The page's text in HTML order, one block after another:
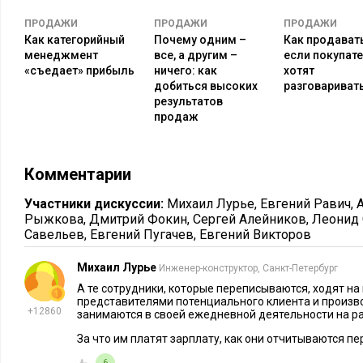
преимущества вашего решения. Методология SPIN
и клиент может быть не готов делиться с вами
Challenger (Insight Selling). Применяя эту методологию,
решении, а рассуждаете о проблеме и плавно
выводу о связи проблемы и продукта. Эту модель
Есть и другие модели продаж, но любая из них будет лишь
адаптировать под своего клиента.
На этапе продаж со стороны клиента формируется
заинтересованы в продукте. Выясните, кто именно
переговорах, соберите информацию об этих людях.
больше расположить клиента к себе, затронув не
вопросы, но и личные темы.
ПРОДАЖИ
Как категорийный
менеджмент
«съедает» прибыль
ПРОДАЖИ
Почему одним –
все, а другим –
ничего: как
добиться высоких
результатов
продаж
ПРОДАЖИ
Как
если
хотят
Комментарии
Участники дискуссии: Михаил Лурье, Евгений Равич,
Рыжкова, Дмитрий Фокин, Сергей Алейников, Леонид
Савельев, Евгений Пугачев, Евгений Викторов
+12860
Михаил Лурье Инженер-конструктор, Санкт-Петербург
А те сотрудники, которые переписываются, ходят
представителями потенциального клиента и
занимаются в своей ежедневной деятельности на
За что им платят зарплату, как они отчитываются